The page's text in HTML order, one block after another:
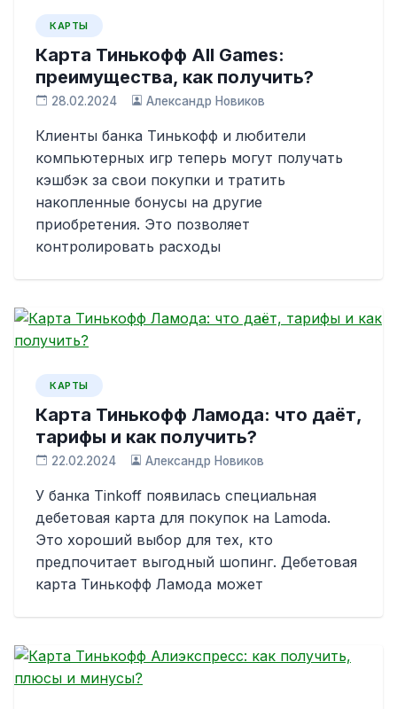
КАРТЫ
Карта Тинькофф All Games:
преимущества, как получить?
28.02.2024 Александр Новиков
Клиенты банка Тинькофф и любители
компьютерных игр теперь могут получать
кэшбэк за свои покупки и тратить
накопленные бонусы на другие
приобретения. Это позволяет
контролировать расходы
КАРТЫ
Карта Тинькофф Ламода: что даёт,
тарифы и как получить?
22.02.2024 Александр Новиков
У банка Tinkoff появилась специальная
дебетовая карта для покупок на Lamoda.
Это хороший выбор для тех, кто
предпочитает выгодный шопинг. Дебетовая
карта Тинькофф Ламода может